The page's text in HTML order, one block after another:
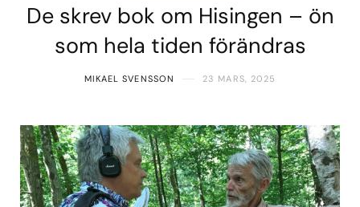
De skrev bok om Hisingen – ön
som hela tiden förändras
MIKAEL SVENSSON 23 MARS, 2025